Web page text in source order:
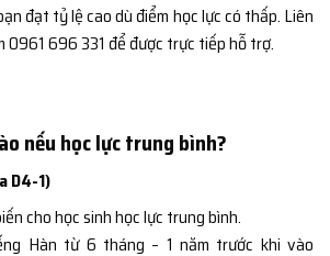
đạt tỷ lệ cao dù điểm học lực có thấp. Liên
0961 696 331 để được trực tiếp hỗ trợ.
nếu học lực trung bình?
D4-1)
cho học sinh học lực trung bình.
Hàn từ 6 tháng – 1 năm trước khi vào